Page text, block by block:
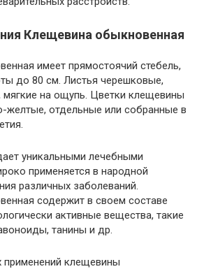
Клещевина обыкновенная
имеет прямостоячий стебель,
до 80 см. Листья черешковые,
мягкие на ощупь. Цветки клещевины
желтые, отдельные или собранные в
уникальными лечебными
применяется в народной
различных заболеваний.
содержит в своем составе
активные вещества, такие
танины и др.
клещевины